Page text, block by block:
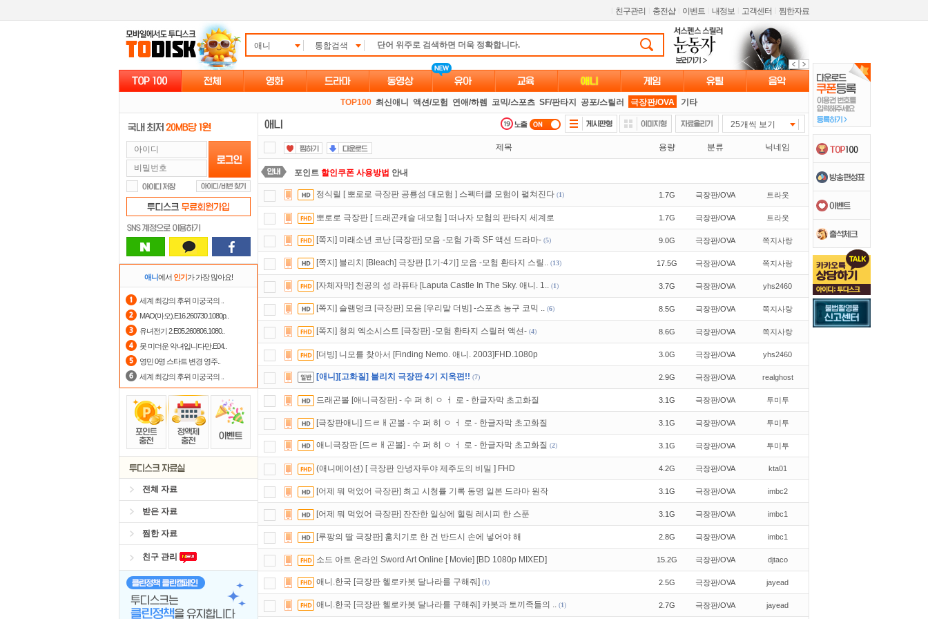
친구관리 충전샵 이벤트 내정보 고객센터 찜한자료
애니 통합검색
TOP100 최신애니 액션/모험 연애/하렘 코믹/스포츠 SF/판타지 공포/스릴러 극장판/OVA 기타
애니에서 인기가 가장 많아요!
세계 최강의 후위 미궁국의 ..
MAO(마오).E16.260730.1080p..
유녀전기 2.E05.260806.1080..
못 미더운 악녀입니다만.E04..
영민 0명 스타트 변경 영주..
세계 최강의 후위 미궁국의 ..
전체 자료
받은 자료
찜한 자료
친구 관리
25개씩 보기
제목 용량 분류 닉네임
포인트 할인쿠폰 사용방법 안내
댓글만 잘써도 무료 포인트 를 드립니다!
요즘 뭐가 재밌지?고민되면 눌러봐!투스토리~
정액제
자녀보호기능으로 가족과 함께 투디스크를 이용하세요~
스마트TV로 투디스크영화,드라마,예능보자!
숨어있는 카드 마일리지 조회하고100% 무료충전!
정식릴 [ 뽀로로 극장판 공룡섬 대모험 ] 스펙터클 모험이 펼쳐진다 (1) 1.7G 극장판/OVA 트라웃
뽀로로 극장판 [ 드래곤캐슬 대모험 ] 떠나자 모험의 판타지 세계로 1.7G 극장판/OVA 트라웃
[쪽지] 미래소년 코난 [극장판] 모음 -모험 가족 SF 액션 드라마- (5) 9.0G 극장판/OVA 쪽지사랑
[쪽지] 블리치 [Bleach] 극장판 [1기-4기] 모음 -모험 환타지 스릴.. (13) 17.5G 극장판/OVA 쪽지사랑
[자체자막] 천공의 성 라퓨타 [Laputa Castle In The Sky. 애니. 1.. (1) 3.7G 극장판/OVA yhs2460
[쪽지] 슬램덩크 [극장판] 모음 [우리말 더빙] -스포츠 농구 코믹 .. (6) 8.5G 극장판/OVA 쪽지사랑
[쪽지] 청의 엑소시스트 [극장판] -모험 환타지 스릴러 액션- (4) 8.6G 극장판/OVA 쪽지사랑
[더빙] 니모를 찾아서 [Finding Nemo. 애니. 2003]FHD.1080p 3.0G 극장판/OVA yhs2460
[애니][고화질] 블리치 극장판 4기 지옥편!! (7) 2.9G 극장판/OVA realghost
드래곤볼 [애니극장판] - 수 퍼 히 ㅇ ㅓ 로 - 한글자막 초고화질 3.1G 극장판/OVA 투미투
[극장판애니] 드ㄹㅐ곤볼 - 수 퍼 히 ㅇ ㅓ 로 - 한글자막 초고화질 3.1G 극장판/OVA 투미투
애니극장판 [드ㄹㅐ곤볼] - 수 퍼 히 ㅇ ㅓ 로 - 한글자막 초고화질 (2) 3.1G 극장판/OVA 투미투
(애니메이션) [ 극장판 안녕자두야 제주도의 비밀 ] FHD 4.2G 극장판/OVA kta01
[어제 뭐 먹었어 극장판] 최고 시청률 기록 동명 일본 드라마 원작 3.1G 극장판/OVA imbc2
[어제 뭐 먹었어 극장판] 잔잔한 일상에 힐링 레시피 한 스푼 3.1G 극장판/OVA imbc1
[루팡의 딸 극장판] 훔치기로 한 건 반드시 손에 넣어야 해 2.8G 극장판/OVA imbc1
소드 아트 온라인 Sword Art Online [ Movie] [BD 1080p MIXED] 15.2G 극장판/OVA djtaco
애니.한국 [극장판 헬로카봇 달나라를 구해줘] (1) 2.5G 극장판/OVA jayead
애니.한국 [극장판 헬로카봇 달나라를 구해줘] 카봇과 토끼족들의 .. (1) 2.7G 극장판/OVA jayead